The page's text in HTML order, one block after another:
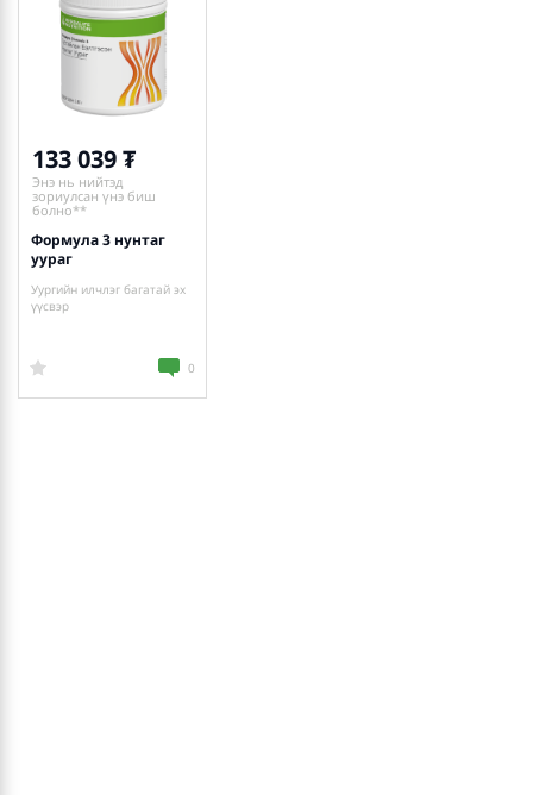
133 039
Энэ нь нийтэд
зориулсан үнэ биш
болно**
Формула 3 нунтаг
уураг
Уургийн илчлэг багатай эх
үүсвэр
0